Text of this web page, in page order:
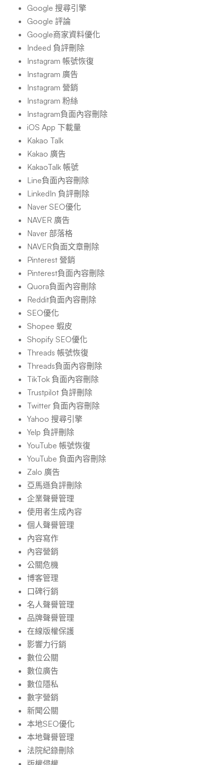
Google 搜尋引擎
Google 評論
Google商家資料優化
Indeed 負評刪除
Instagram 帳號恢復
Instagram 廣告
Instagram 營銷
Instagram 粉絲
Instagram負面內容刪除
iOS App 下載量
Kakao Talk
Kakao 廣告
KakaoTalk 帳號
Line負面內容刪除
LinkedIn 負評刪除
Naver SEO優化
NAVER 廣告
Naver 部落格
NAVER負面文章刪除
Pinterest 營銷
Pinterest負面內容刪除
Quora負面內容刪除
Reddit負面內容刪除
SEO優化
Shopee 蝦皮
Shopify SEO優化
Threads 帳號恢復
Threads負面內容刪除
TikTok 負面內容刪除
Trustpilot 負評刪除
Twitter 負面內容刪除
Yahoo 搜尋引擎
Yelp 負評刪除
YouTube 帳號恢復
YouTube 負面內容刪除
Zalo 廣告
亞馬遜負評刪除
企業聲譽管理
使用者生成內容
個人聲譽管理
內容寫作
內容營銷
公關危機
博客管理
口碑行銷
名人聲譽管理
品牌聲譽管理
在線版權保護
影響力行銷
數位公關
數位廣告
數位隱私
數字營銷
新聞公關
本地SEO優化
本地聲譽管理
法院紀錄刪除